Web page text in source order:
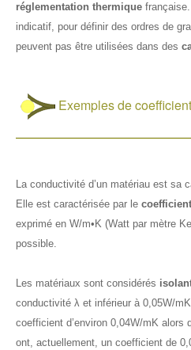
réglementation thermique
indicatif, pour définir des ordres de
peuvent pas être utilisées dans des
Exemples de
La conductivité d’un matériau est sa
Elle est caractérisée par le
exprimé en W/m•K (Watt par mètre
possible.
Les matériaux sont considérés
conductivité λ et inférieur à 0,05W/
coefficient d’environ 0,04W/mK alors
ont, actuellement, un coefficient de